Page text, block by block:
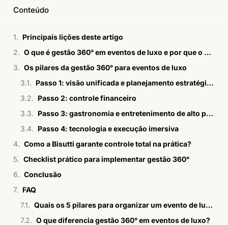
Conteúdo
Principais lições deste artigo
O que é gestão 360° em eventos de luxo e por que o controle total importa
Os pilares da gestão 360° para eventos de luxo
Passo 1: visão unificada e planejamento estratégico
Passo 2: controle financeiro
Passo 3: gastronomia e entretenimento de alto padrão
Passo 4: tecnologia e execução imersiva
Como a Bisutti garante controle total na prática?
Checklist prático para implementar gestão 360°
Conclusão
FAQ
Quais os 5 pilares para organizar um evento de luxo?
O que diferencia gestão 360° em eventos de luxo?